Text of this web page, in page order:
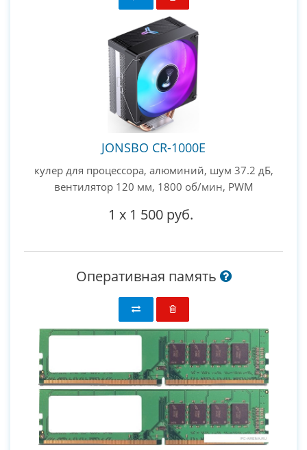
JONSBO CR-1000E
кулер для процессора, алюминий, шум 37.2 дБ,
вентилятор 120 мм, 1800 об/мин, PWM
1 x 1 500 руб.
Оперативная память